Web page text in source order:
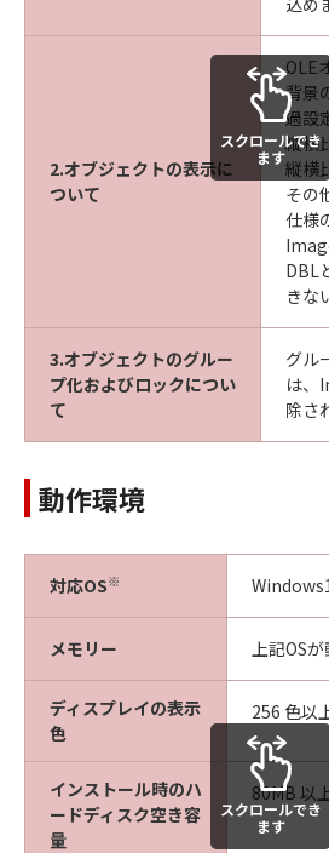
2.オブジェクトの表示に
ついて
OLE
背景
過設
縦横
縦横
その
仕様
DBL
きな
3.オブジェクトのグルー
プ化およびロックについ
て
グル
は、
除さ
スクロールでき
ます
動作環境
対応OS※
メモリー 上記OS
ディスプレイの表示
色
256 色以
インストール時のハ
ードディスク空き容
量
80MB 以
スクロールでき
ます